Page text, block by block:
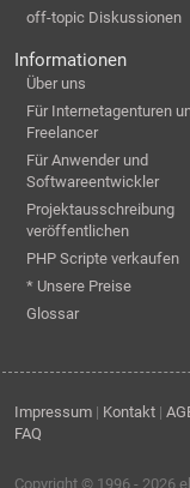
off-topic Diskussionen
Informationen
Über uns
Für Internetagenturen
Freelancer
Für Anwender und
Softwareentwickler
Projektausschreibung
veröffentlichen
PHP Scripte verkaufen
* Unsere Preise
Glossar
Impressum | Kontakt |
FAQ
Copyright © 1996 - 2026